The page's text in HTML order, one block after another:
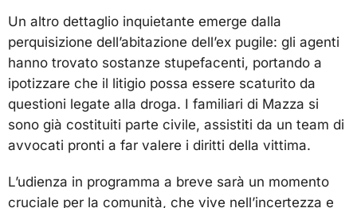
Un altro dettaglio inquietante emerge dalla
perquisizione dell’abitazione dell’ex pugile: gli agenti
hanno trovato sostanze stupefacenti, portando a
ipotizzare che il litigio possa essere scaturito da
questioni legate alla droga. I familiari di Mazza si
sono già costituiti parte civile, assistiti da un team di
avvocati pronti a far valere i diritti della vittima.
L’udienza in programma a breve sarà un momento
cruciale per la comunità, che vive nell’incertezza e